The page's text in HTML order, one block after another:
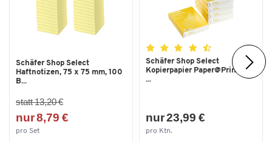
Schäfer Shop Select
Haftnotizen, 75 x 75 mm, 100
B...
statt 13,20 €
nur 8,79 €
pro Set
Schäfer Shop Select
Kopierpapier Paper@Print, DIN
...
nur 23,99 €
pro Ktn.